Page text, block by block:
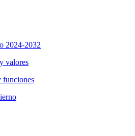
2024-2032
valores
funciones